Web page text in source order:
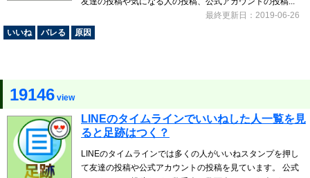
最終更新日：2019-06-26
いいね
バレる 原因
19146 view
LINEのタイムラインでいいねした人一覧を見
ると足跡はつく？
LINEのタイムラインでは多くの人がいいねスタンプを押し
て友達の投稿や公式アカウントの投稿を見ています。 公式